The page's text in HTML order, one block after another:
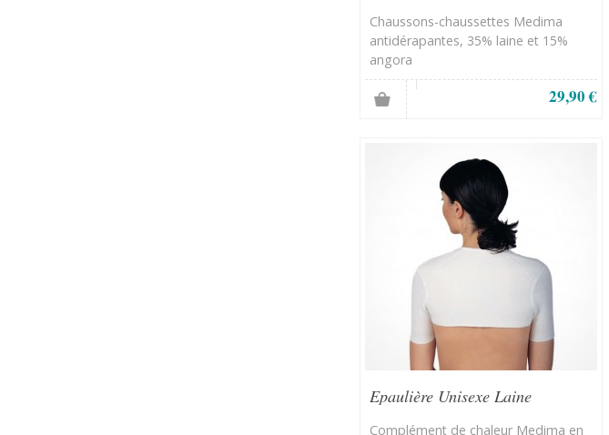
Chaussons-chaussettes Medima
antidérapantes, 35% laine et 15%
angora
29,90 €
Epaulière Unisexe Laine
Complément de chaleur Medima en